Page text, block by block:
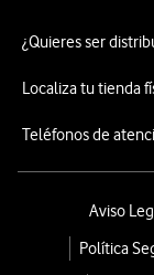
¿Quieres ser
Localiza tu tienda
Teléfonos de
Aviso
Política